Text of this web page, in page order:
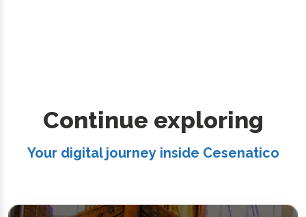
Continue exploring
Your digital journey inside Cesenatico